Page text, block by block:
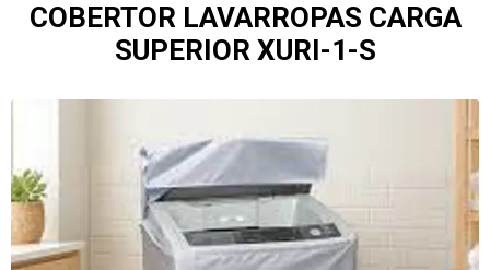
COBERTOR LAVARROPAS CARGA
SUPERIOR XURI-1-S